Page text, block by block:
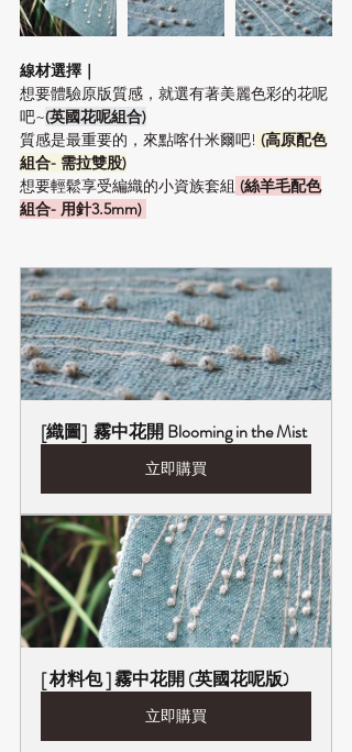
線材選擇｜
想要體驗原版質感，就選有著美麗色彩的花呢
吧~(英國花呢組合)
質感是最重要的，來點喀什米爾吧! (高原配色
組合- 需拉雙股)
想要輕鬆享受編織的小資族套組 (絲羊毛配色
組合- 用針3.5mm)
[織圖]  霧中花開 Blooming in the Mist
立即購買
[ 材料包 ] 霧中花開 (英國花呢版)
立即購買